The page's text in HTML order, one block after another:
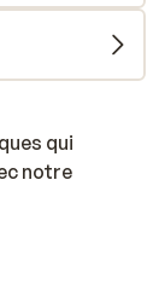
qui
notre